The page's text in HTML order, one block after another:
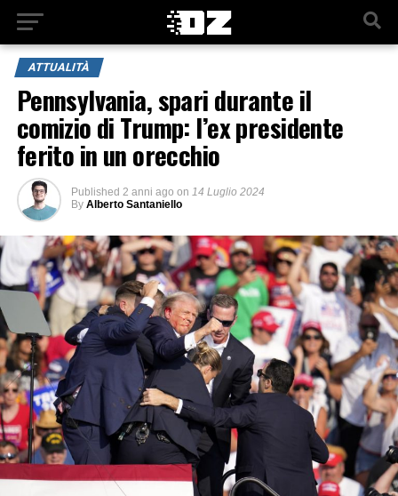
ATTUALITÀ
Pennsylvania, spari durante il
comizio di Trump: l’ex presidente
ferito in un orecchio
Published 2 anni ago on 14 Luglio 2024
By Alberto Santaniello